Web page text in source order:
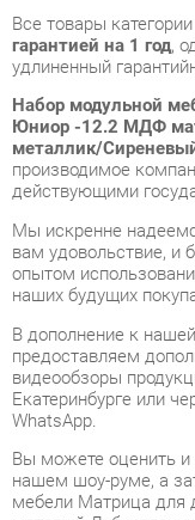
Набор модульной
Юниор -12.2 МДФ
металлик/Сиреневый
производимое
действующими
Мы искренне
вам удовольствие, и
опытом
наших будущих
В дополнение к
предоставляем
видеообзоры
Екатеринбурге или
Вы можете оценить и
нашем шоу-руме, а
мебели Матрица для
матовый Дуб
металлик,
Екатеринбурге. Вся
магазинах доступна